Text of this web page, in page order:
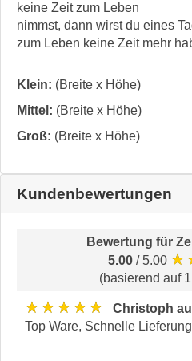
keine Zeit zum Leben
nimmst, dann wirst du eines
zum Leben keine Zeit mehr
Klein: (Breite x Höhe)
Mittel: (Breite x Höhe)
Groß: (Breite x Höhe)
Kundenbewertungen
Bewertung für
5.00 / 5.00
(basierend auf
★★★★★
Christoph
Top Ware, Schnelle